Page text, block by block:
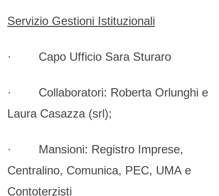
Servizio Gestioni Istituzionali
· Capo Ufficio Sara Sturaro
· Collaboratori: Roberta Orlunghi e
Laura Casazza (srl);
· Mansioni: Registro Imprese,
Centralino, Comunica, PEC, UMA e
Contoterzisti